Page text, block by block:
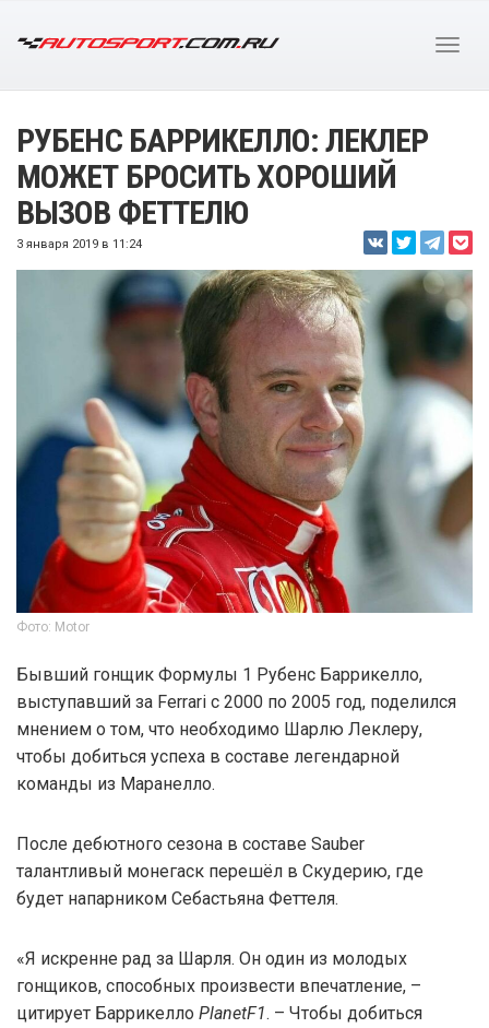
РУБЕНС БАРРИКЕЛЛО: ЛЕКЛЕР
МОЖЕТ БРОСИТЬ ХОРОШИЙ
ВЫЗОВ ФЕТТЕЛЮ
3 января 2019 в 11:24
Фото: Motor
Бывший гонщик Формулы 1 Рубенс Баррикелло,
выступавший за Ferrari с 2000 по 2005 год, поделился
мнением о том, что необходимо Шарлю Леклеру,
чтобы добиться успеха в составе легендарной
команды из Маранелло.
После дебютного сезона в составе Sauber
талантливый монегаск перешёл в Скудерию, где
будет напарником Себастьяна Феттеля.
«Я искренне рад за Шарля. Он один из молодых
гонщиков, способных произвести впечатление, –
цитирует Баррикелло PlanetF1. – Чтобы добиться